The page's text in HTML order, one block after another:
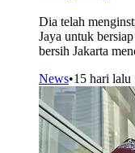
Dia telah
Jaya untuk
bersih Jakarta
News•15 hari lalu